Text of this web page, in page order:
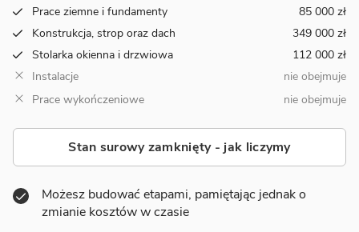
Prace ziemne i fundamenty
85 000 zł
Konstrukcja, strop oraz dach
349 000 zł
Stolarka okienna i drzwiowa
112 000 zł
Instalacje
nie obejmuje
Prace wykończeniowe
nie obejmuje
Stan surowy zamknięty - jak liczymy
Możesz budować etapami, pamiętając jednak o
zmianie kosztów w czasie